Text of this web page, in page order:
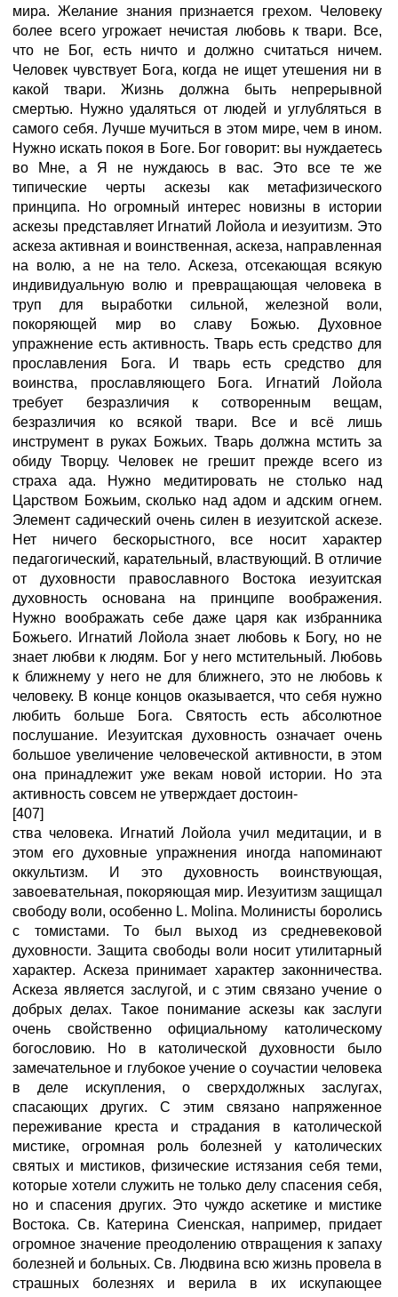
мира. Желание знания признается грехом. Человеку
более всего угрожает нечистая любовь к твари. Все,
что не Бог, есть ничто и должно считаться ничем.
Человек чувствует Бога, когда не ищет утешения ни в
какой твари. Жизнь должна быть непрерывной
смертью. Нужно удаляться от людей и углубляться в
самого себя. Лучше мучиться в этом мире, чем в ином.
Нужно искать покоя в Боге. Бог говорит: вы нуждаетесь
во Мне, а Я не нуждаюсь в вас. Это все те же
типические черты аскезы как метафизического
принципа. Но огромный интерес новизны в истории
аскезы представляет Игнатий Лойола и иезуитизм. Это
аскеза активная и воинственная, аскеза, направленная
на волю, а не на тело. Аскеза, отсекающая всякую
индивидуальную волю и превращающая человека в
труп для выработки сильной, железной воли,
покоряющей мир во славу Божью. Духовное
упражнение есть активность. Тварь есть средство для
прославления Бога. И тварь есть средство для
воинства, прославляющего Бога. Игнатий Лойола
требует безразличия к сотворенным вещам,
безразличия ко всякой твари. Все и всё лишь
инструмент в руках Божьих. Тварь должна мстить за
обиду Творцу. Человек не грешит прежде всего из
страха ада. Нужно медитировать не столько над
Царством Божьим, сколько над адом и адским огнем.
Элемент садический очень силен в иезуитской аскезе.
Нет ничего бескорыстного, все носит характер
педагогический, карательный, властвующий. В отличие
от духовности православного Востока иезуитская
духовность основана на принципе воображения.
Нужно воображать себе даже царя как избранника
Божьего. Игнатий Лойола знает любовь к Богу, но не
знает любви к людям. Бог у него мстительный. Любовь
к ближнему у него не для ближнего, это не любовь к
человеку. В конце концов оказывается, что себя нужно
любить больше Бога. Святость есть абсолютное
послушание. Иезуитская духовность означает очень
большое увеличение человеческой активности, в этом
она принадлежит уже векам новой истории. Но эта
активность совсем не утверждает достоин-
[407]
ства человека. Игнатий Лойола учил медитации, и в
этом его духовные упражнения иногда напоминают
оккультизм. И это духовность воинствующая,
завоевательная, покоряющая мир. Иезуитизм защищал
свободу воли, особенно L. Molina. Молинисты боролись
с томистами. То был выход из средневековой
духовности. Защита свободы воли носит утилитарный
характер. Аскеза принимает характер законничества.
Аскеза является заслугой, и с этим связано учение о
добрых делах. Такое понимание аскезы как заслуги
очень свойственно официальному католическому
богословию. Но в католической духовности было
замечательное и глубокое учение о соучастии человека
в деле искупления, о сверхдолжных заслугах,
спасающих других. С этим связано напряженное
переживание креста и страдания в католической
мистике, огромная роль болезней у католических
святых и мистиков, физические истязания себя теми,
которые хотели служить не только делу спасения себя,
но и спасения других. Это чуждо аскетике и мистике
Востока. Св. Катерина Сиенская, например, придает
огромное значение преодолению отвращения к запаху
болезней и больных. Св. Людвина всю жизнь провела в
страшных болезнях и верила в их искупающее